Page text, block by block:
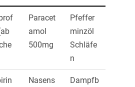
Paracet
amol
500mg
Pfeffer
minzöl
Schläfe
n
Nasens
Dampfb